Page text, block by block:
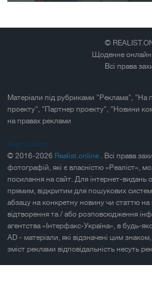
©
Щоденне
Всі права
Матеріали під рубриками "Реклама",
проекту", "Партнер проекту", "Новини
на правах реклами
Карта сайта
© 2016-2026 Realist.online . Всі права
фотографій, які є власністю «Реаліст»,
посилання на сайт. Для інтернет-видань
прямим, відкритим для пошукових
абзацу на конкретну новину чи статтю на
відтворення та / або розповсюдження
агентства «Інтерфакс-Україна», в будь-
AD - матеріали, які відзначені цим
зміст реклами відповідальність несуть